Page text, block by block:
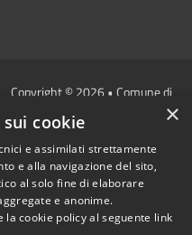
Copyright © 2026 • Comune di
Melzo - Città Metropolitana di
Milano • Powered by
Municipium•Accesso
redazione
×
cookie
e assimilati strettamente
e alla navigazione del sito,
al solo fine di elaborare
e anonime.
cookie policy al seguente link